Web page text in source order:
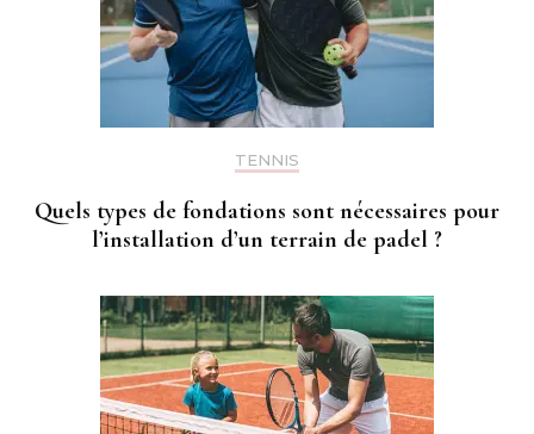
TENNIS
Quels types de fondations sont nécessaires pour
l’installation d’un terrain de padel ?